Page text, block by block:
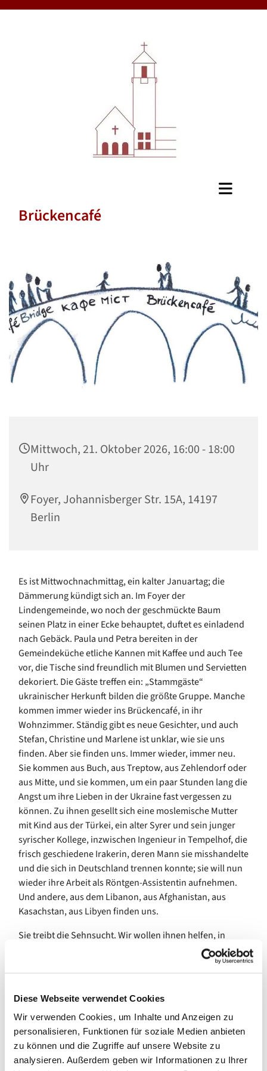
Diese Webseite verwendet Cookies
Wir verwenden Cookies, um Inhalte und Anzeigen zu
personalisieren, Funktionen für soziale Medien anbieten
zu können und die Zugriffe auf unsere Website zu
analysieren. Außerdem geben wir Informationen zu Ihrer
Brückencafé
Mittwoch, 21. Oktober 2026, 16:00 - 18:00
Uhr
Foyer, Johannisberger Str. 15A, 14197
Berlin
Es ist Mittwochnachmittag, ein kalter Januartag; die
Dämmerung kündigt sich an. Im Foyer der
Lindengemeinde, wo noch der geschmückte Baum
seinen Platz in einer Ecke behauptet, duftet es einladend
nach Gebäck. Paula und Petra bereiten in der
Gemeindeküche etliche Kannen mit Kaffee und auch Tee
vor, die Tische sind freundlich mit Blumen und Servietten
dekoriert. Die Gäste treffen ein: „Stammgäste“
ukrainischer Herkunft bilden die größte Gruppe. Manche
kommen immer wieder ins Brückencafé, in ihr
Wohnzimmer. Ständig gibt es neue Gesichter, und auch
Stefan, Christine und Marlene ist unklar, wie sie uns
finden. Aber sie finden uns. Immer wieder, immer neu.
Sie kommen aus Buch, aus Treptow, aus Zehlendorf oder
aus Mitte, und sie kommen, um ein paar Stunden lang die
Angst um ihre Lieben in der Ukraine fast vergessen zu
können. Zu ihnen gesellt sich eine moslemische Mutter
mit Kind aus der Türkei, ein alter Syrer und sein junger
syrischer Kollege, inzwischen Ingenieur in Tempelhof, die
frisch geschiedene Irakerin, deren Mann sie misshandelte
und die sich in Deutschland trennen konnte; sie will nun
wieder ihre Arbeit als Röntgen-Assistentin aufnehmen.
Und andere, aus dem Libanon, aus Afghanistan, aus
Kasachstan, aus Libyen finden uns.
Sie treibt die Sehnsucht. Wir wollen ihnen helfen, in
Berlin anzukommen. Vielleicht für ein paar Jahre,
Lindengemeinde, öffnete die Pfarrerin Bettina
Schwietering-Evers die Türen des Gemeindehauses für
alle Heimatlosen. Menschen fanden sich ein, solche, die
Hilfe boten, solche, die Hilfe brauchten. Es organisierte
sich das Brückencafé. Seitdem haben wir zusammen